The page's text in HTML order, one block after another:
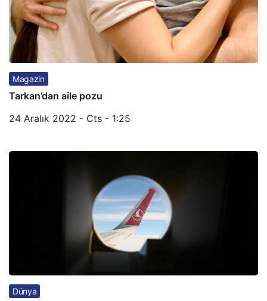
Magazin
Tarkan’dan aile pozu
24 Aralık 2022 - Cts - 1:25
Dünya